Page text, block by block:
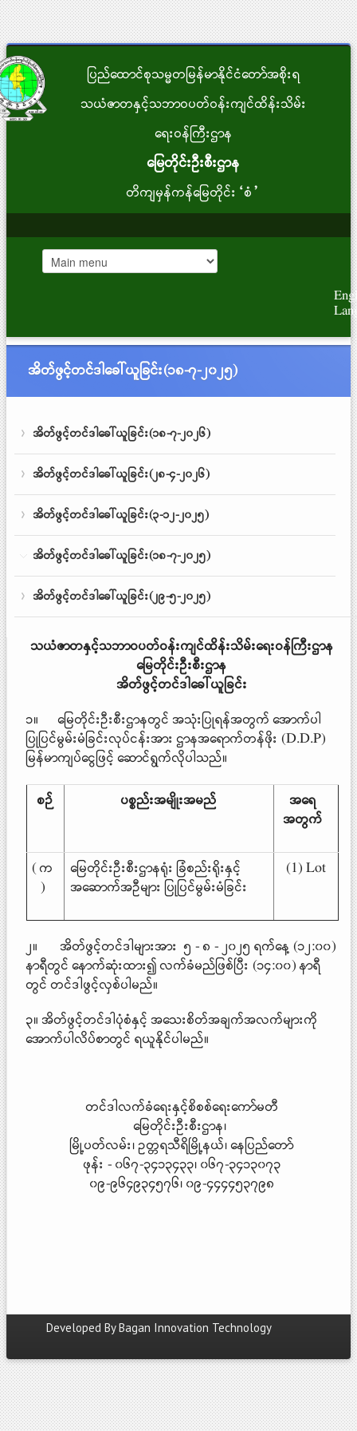
ပြည်ထောင်စုသမ္မတမြန်မာနိုင်ငံတော်အစိုးရ
သယံဇာတနှင့်သဘာဝပတ်ဝန်းကျင်ထိန်းသိမ်း
ရေးဝန်ကြီးဌာန
မြေတိုင်းဦးစီးဌာန
တိကျမှန်ကန်မြေတိုင်း“စံ”
အိတ်ဖွင့်တင်ဒါခေါ်ယူခြင်း(၁၈-၇-၂၀၂၅)
အိတ်ဖွင့်တင်ဒါခေါ်ယူခြင်း(၁၈-၇-၂၀၂၆)
အိတ်ဖွင့်တင်ဒါခေါ်ယူခြင်း(၂၈-၄-၂၀၂၆)
အိတ်ဖွင့်တင်ဒါခေါ်ယူခြင်း(၃-၁၂-၂၀၂၅)
အိတ်ဖွင့်တင်ဒါခေါ်ယူခြင်း(၁၈-၇-၂၀၂၅)
အိတ်ဖွင့်တင်ဒါခေါ်ယူခြင်း(၂၉-၅-၂၀၂၅)
သယံဇာတနှင့်သဘာဝပတ်ဝန်းကျင်ထိန်းသိမ်းရေးဝန်ကြီးဌာန
မြေတိုင်းဦးစီးဌာန
အိတ်ဖွင့်တင်ဒါခေါ်ယူခြင်း
၁။ မြေတိုင်းဦးစီးဌာနတွင် အသုံးပြုရန်အတွက် အောက်ပါ
ပြုပြင်မွမ်းမံခြင်းလုပ်ငန်းအား ဌာနအရောက်တန်ဖိုး (D.D.P)
မြန်မာကျပ်ငွေဖြင့် ဆောင်ရွက်လိုပါသည်။
စဉ် ပစ္စည်းအမျိုးအမည်
အရေ
အတွက်
( က
)
မြေတိုင်းဦးစီးဌာနရုံး ခြံစည်းရိုးနှင့်
အဆောက်အဦများ ပြုပြင်မွမ်းမံခြင်း
(1) Lot
၂။ အိတ်ဖွင့်တင်ဒါများအား ၅ - ၈ - ၂၀၂၅ ရက်နေ့ (၁၂:၀၀)
နာရီတွင် နောက်ဆုံးထား၍ လက်ခံမည်ဖြစ်ပြီး (၁၄:၀၀) နာရီ
တွင် တင်ဒါဖွင့်လှစ်ပါမည်။
၃။ အိတ်ဖွင့်တင်ဒါပုံစံနှင့် အသေးစိတ်အချက်အလက်များကို
အောက်ပါလိပ်စာတွင် ရယူနိုင်ပါမည်။
တင်ဒါလက်ခံရေးနှင့်စိစစ်ရေးကော်မတီ
မြေတိုင်းဦးစီးဌာန၊
မြို့ပတ်လမ်း၊ ဥတ္တရသီရိမြို့နယ်၊ နေပြည်တော်
ဖုန်း - ၀၆၇-၃၄၁၃၄၃၃၊ ၀၆၇-၃၄၁၃၀၇၃
၀၉-၉၆၄၉၃၄၅၇၆၊ ၀၉-၄၄၄၄၅၃၇၉၈
Developed ByBagan Innovation Technology